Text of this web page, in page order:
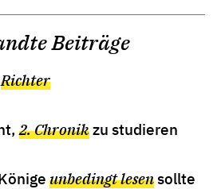
Beiträge
Richter
2. Chronikzu studieren
unbedingt lesensollte